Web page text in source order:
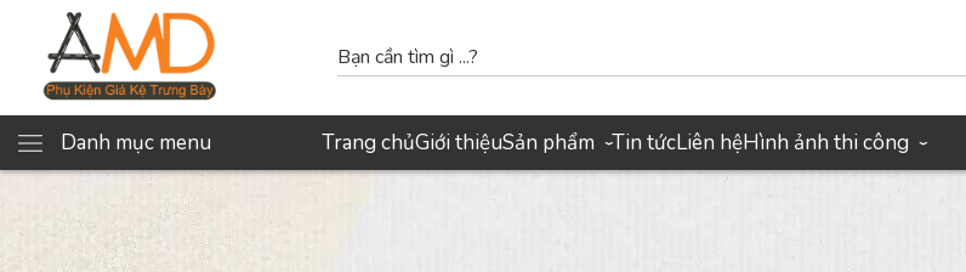
Danh mục menu Trang chủGiới thiệuSản phẩm ›Tin tứcLiên hệHình ảnh thi công ›